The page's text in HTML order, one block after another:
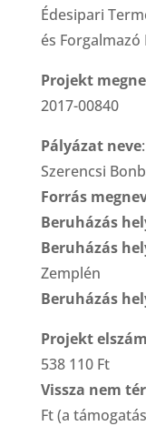
Édesipari
és Forgalmazó
Projekt
2017-00840
Pályázat neve
Szerencsi
Forrás
Beruházás
Beruházás
Zemplén
Beruházás
Projekt
538 110 Ft
Vissza nem
Ft (a